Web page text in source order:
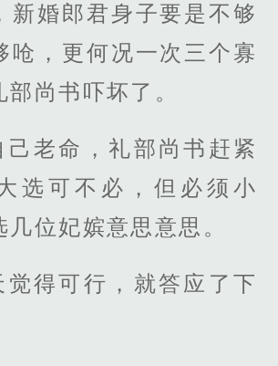
新婚郎君身子要是不够
呛，更何况一次三个寡
尚书吓坏了。
己老命，礼部尚书赶紧
选可不必，但必须小
位妃嫔意思意思。
觉得可行，就答应了下